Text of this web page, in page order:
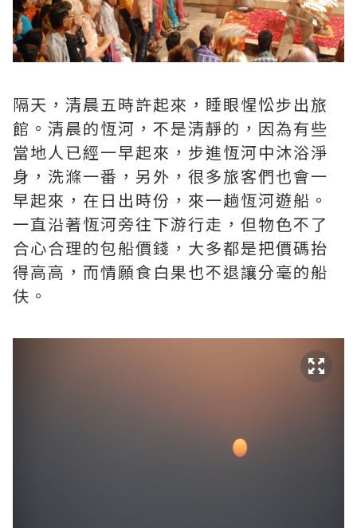
隔天，清晨五時許起來，睡眼惺忪步出旅
館。清晨的恆河，不是清靜的，因為有些
當地人已經一早起來，步進恆河中沐浴淨
身，洗滌一番，另外，很多旅客們也會一
早起來，在日出時份，來一趟恆河遊船。
一直沿著恆河旁往下游行走，但物色不了
合心合理的包船價錢，大多都是把價碼抬
得高高，而情願食白果也不退讓分毫的船
伕。